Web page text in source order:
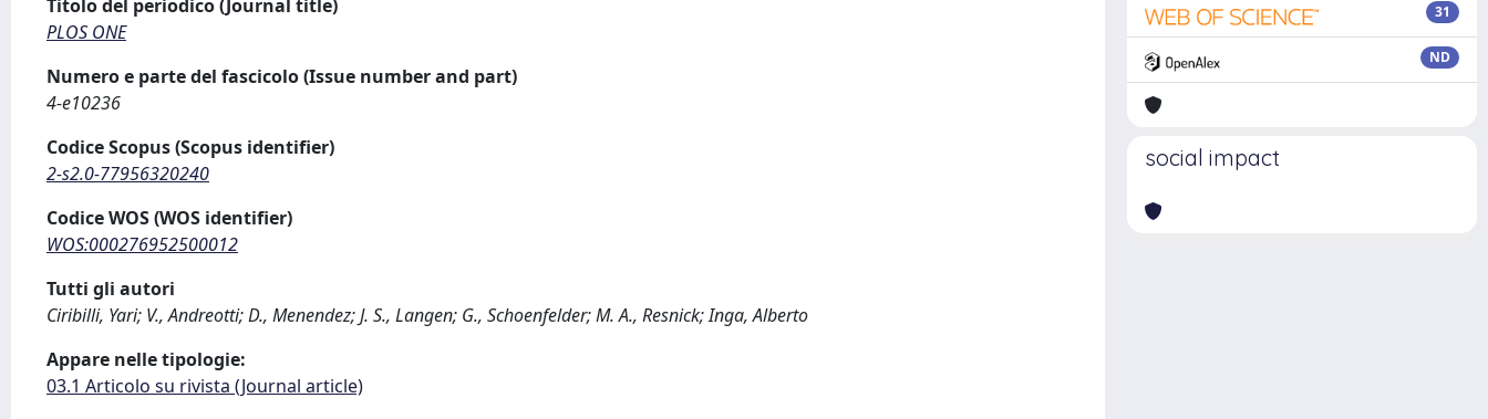
Titolo del periodico (Journal title)
PLOS ONE
Numero e parte del fascicolo (Issue number and part)
4-e10236
Codice Scopus (Scopus identifier)
2-s2.0-77956320240
Codice WOS (WOS identifier)
WOS:000276952500012
Tutti gli autori
Ciribilli, Yari; V., Andreotti; D., Menendez; J. S., Langen; G., Schoenfelder; M. A., Resnick; Inga, Alberto
Appare nelle tipologie:
03.1 Articolo su rivista (Journal article)
31
ND
social impact